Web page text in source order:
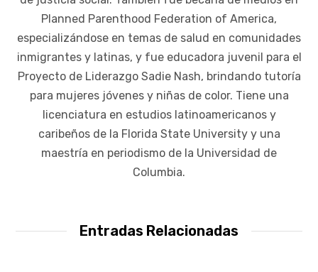
Planned Parenthood Federation of America,
especializándose en temas de salud en comunidades
inmigrantes y latinas, y fue educadora juvenil para el
Proyecto de Liderazgo Sadie Nash, brindando tutoría
para mujeres jóvenes y niñas de color. Tiene una
licenciatura en estudios latinoamericanos y
caribeños de la Florida State University y una
maestría en periodismo de la Universidad de
Columbia.
Entradas Relacionadas